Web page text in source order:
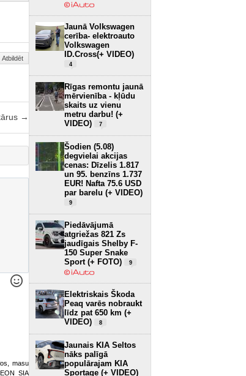
Atbildēt
→
masu
SIA
Jaunā Volkswagen
cerība- elektroauto
Volkswagen
ID.Cross(+ VIDEO)
4
Rīgas remontu jaunā
mērvienība - kļūdu
skaits uz vienu
metru darbu! (+
VIDEO)
7
Šodien (5.08)
degvielai akcijas
cenas: Dīzelis 1.817
un 95. benzīns 1.737
EUR! Nafta 75.6 USD
par barelu (+ VIDEO)
9
Piedāvājumā
atgriežas 821 Zs
jaudīgais Shelby F-
150 Super Snake
Sport (+ FOTO)
9
Elektriskais Škoda
Peaq varēs nobraukt
līdz pat 650 km (+
VIDEO)
8
Jaunais KIA Seltos
nāks palīgā
populārajam KIA
Sportage (+ VIDEO)